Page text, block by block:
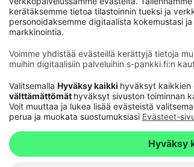
Oliko tämä vastaus hyödyllinen?
Asiakaspalvelu